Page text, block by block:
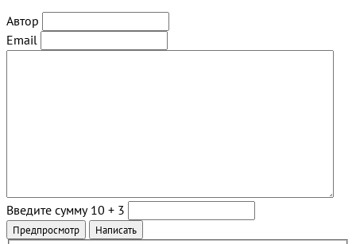
Автор
Email
Введите сумму 10 + 3